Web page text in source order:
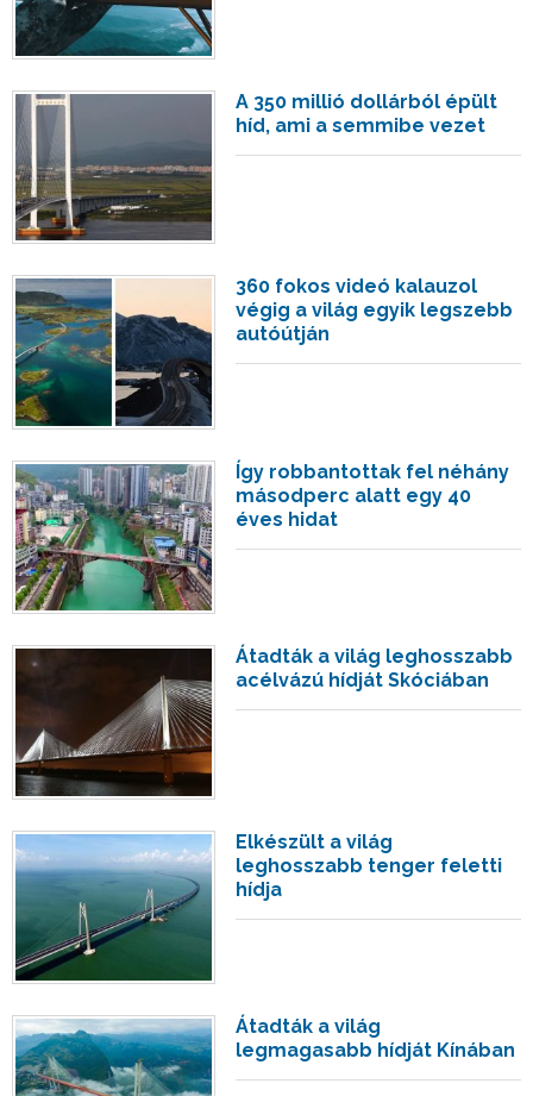
A 350 millió dollárból épült
híd, ami a semmibe vezet
360 fokos videó kalauzol
végig a világ egyik legszebb
autóútján
Így robbantottak fel néhány
másodperc alatt egy 40
éves hidat
Átadták a világ leghosszabb
acélvázú hídját Skóciában
Elkészült a világ
leghosszabb tenger feletti
hídja
Átadták a világ
legmagasabb hídját Kínában